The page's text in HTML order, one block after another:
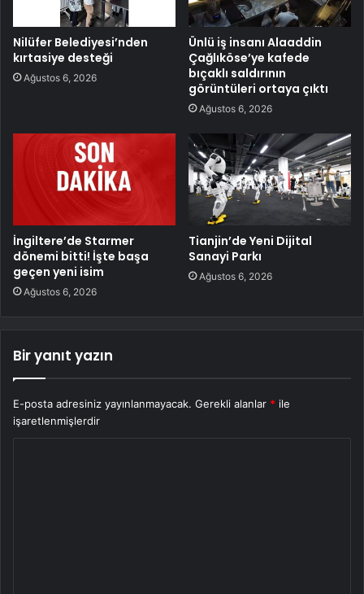
Nilüfer Belediyesi’nden
kırtasiye desteği
Ağustos 6, 2026
Ünlü iş insanı Alaaddin
Çağlıköse’ye kafede
bıçaklı saldırının
görüntüleri ortaya çıktı
Ağustos 6, 2026
İngiltere’de Starmer
dönemi bitti! İşte başa
geçen yeni isim
Ağustos 6, 2026
Tianjin’de Yeni Dijital
Sanayi Parkı
Ağustos 6, 2026
Bir yanıt yazın
E-posta adresiniz yayınlanmayacak. Gerekli alanlar * ile
işaretlenmişlerdir